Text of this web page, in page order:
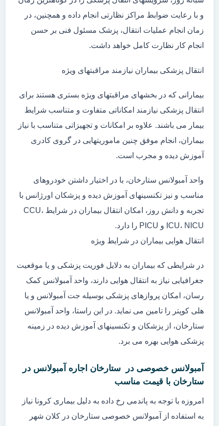
و با رعایت ضوابط مراکز نظارتی انجام داده و همچنین، در
زمان انجام عملیات انتقال، پزشک مسئول فنی بر حسن
انجام کار نظارت کامل خواهد داشت.
انتقال پزشکی بیماران نیازمند مراقبتهای ویژه
بیمارانی که در بخشهای مراقبتهای ویژه بستری هستند برای
انتقال پزشکی نیازمند امکاناتی متفاوت و متناسب شرایط
بیمار می باشند. علاوه بر امکانات و تجهیزاتی متناسب با نیاز
بیماران، انجام موفق چنین ماموریتهایی در گروی کادری
آموزش دیده و مجرب است.
واحد آمبولانس ستارخان، با در اختیار داشتن خودروهای
مناسب و نیز تکنسینهای آموزش دیده و پزشکان اورژانس با
تجربه و دانش روز، امکان انتقال بیماران در شرایط CCU،
ICU، NICU و PICU را دارد.
انتقال هوایی بیماران در شرایط ویژه
در شرایطی که بیماران به دلایل فوریت پزشکی و یا موقعیت
جغرافیایی نیاز به انتقال هوایی دارند، واحد آمبولانس کمک
رسان، امکان پروازهای پزشکی بوسیله جت آمبولانس و یا
هلی کوپتر را تامین می نماید. در این راستا، واحد آمبولانس
ستارخان، از پزشکان و تکنسینهای آموزش دیده در زمینه
پزشکی هوایی بهره می برد.
آمبولانس خصوصی در ستارخان اجاره آمبولانس در
ستارخان با قیمت مناسب
امروزه با توجه به پاندمی رخ داده به دلیل بیماری کرونا نیاز
به استفاده از آمبولانس خصوصی ستارخان در کلان شهر